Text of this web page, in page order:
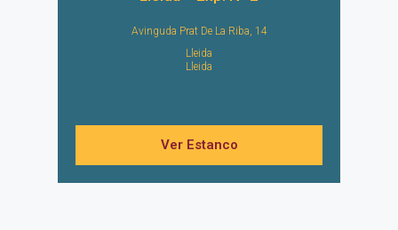
Avinguda Prat De La Riba, 14
Lleida
Lleida
Ver Estanco